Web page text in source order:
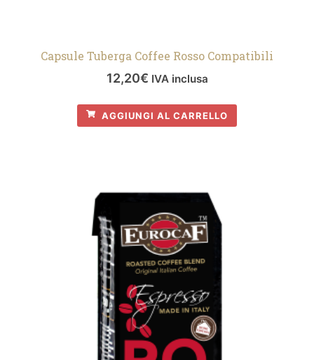
Capsule Tuberga Coffee Rosso Compatibili
12,20€ IVA inclusa
AGGIUNGI AL CARRELLO